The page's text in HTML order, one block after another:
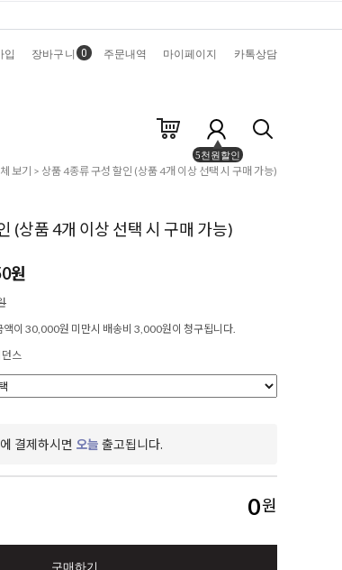
입 장바구니 0 주문내역 마이페이지 카톡상담
5천원할인
보기 > 상품 4종류 구성 할인 (상품 4개 이상 선택 시 구매 가능)
(상품 4개 이상 선택 시 구매 가능)
원
액이 30,000원 미만시 배송비 3,000원이 청구됩니다.
스
결제하시면 오늘 출고됩니다.
0원
구매하기